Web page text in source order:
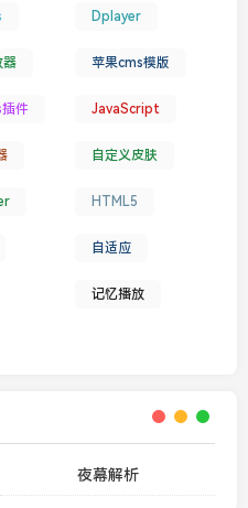
Dplayer
器 苹果cms模版
件 JavaScript
自定义皮肤
HTML5
自适应
记忆播放
夜幕解析